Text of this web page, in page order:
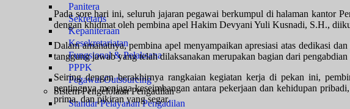
Panitera
Sekretaris
Kepaniteraan
Kesekretariatan
Fungsional & Pelaksana
PPPK
Pegawai Outsourcing
Sistem Pengelolaan Pengadilan
Standar Pelayanan Pengadilan
Pada sore hari ini, seluruh jajaran pegawai berkumpul di halaman kantor
dengan khidmat oleh pembina apel Hakim Devyani Yuli Kusnadi, S.H.,
Dalam amanatnya, pembina apel menyampaikan apresiasi atas dedikasi
tanggung jawab yang telah dilaksanakan merupakan bagian dari pengabdian
Seiring dengan berakhirnya rangkaian kegiatan kerja di pekan ini,
pentingnya menjaga keseimbangan antara pekerjaan dan kehidupan
prima, dan pikiran yang segar.